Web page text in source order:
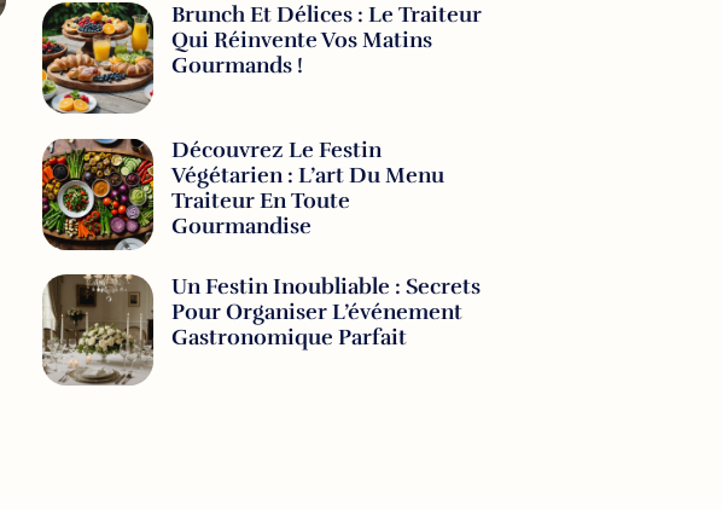
Brunch Et Délices : Le Traiteur
Qui Réinvente Vos Matins
Gourmands !
Découvrez Le Festin
Végétarien : L’art Du Menu
Traiteur En Toute
Gourmandise
Un Festin Inoubliable : Secrets
Pour Organiser L’événement
Gastronomique Parfait